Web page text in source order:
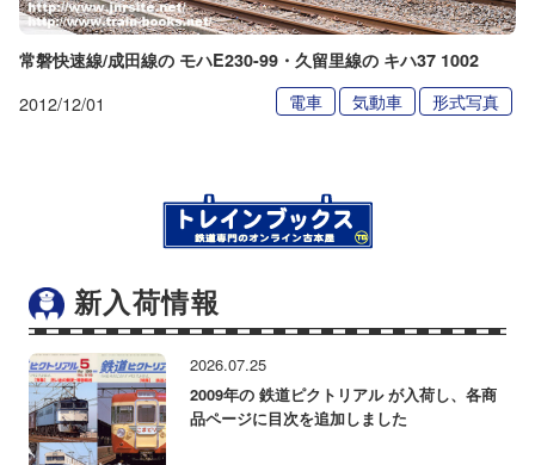
常磐快速線/成田線の モハE230-99・久留里線の キハ37 1002
2012/12/01 電車 気動車 形式写真
新入荷情報
2026.07.25
2009年の 鉄道ピクトリアル が入荷し、各商
品ページに目次を追加しました